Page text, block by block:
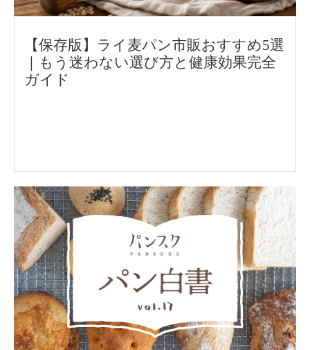
【保存版】ライ麦パン市販おすすめ5選
｜もう迷わない選び方と健康効果完全
ガイド